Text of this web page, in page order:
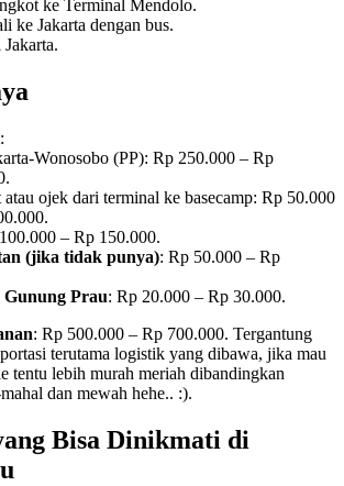
ke Terminal Mendolo.
ke Jakarta dengan bus.
:
Wonosobo (PP): Rp 250.000 – Rp
ojek dari terminal ke basecamp: Rp 50.000
– Rp 150.000.
(jika tidak punya): Rp 50.000 – Rp
Prau: Rp 20.000 – Rp 30.000.
: Rp 500.000 – Rp 700.000. Tergantung
terutama logistik yang dibawa, jika mau
tentu lebih murah meriah dibandingkan
dan mewah hehe.. :).
Bisa Dinikmati di